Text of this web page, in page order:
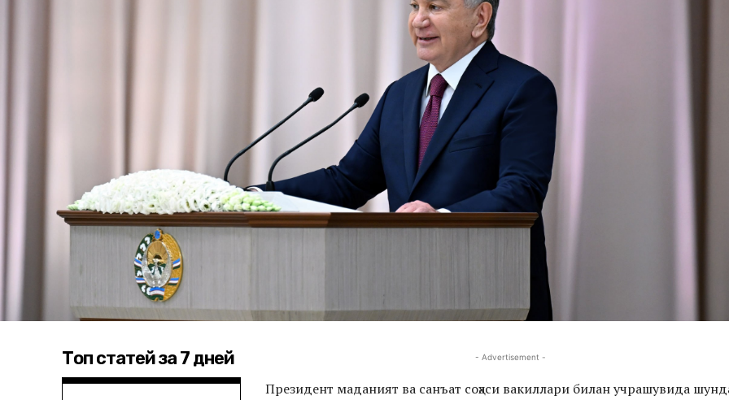
Топ статей за 7 дней - Advertisement -
Президент маданият ва санъат соҳаси вакиллари билан учрашувида